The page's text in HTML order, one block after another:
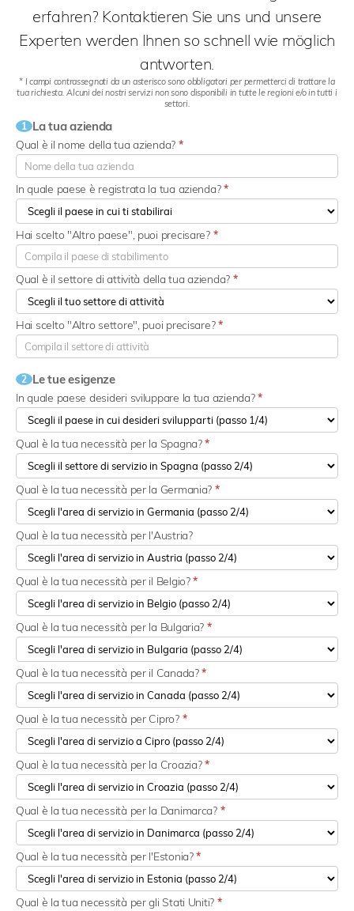
erfahren? Kontaktieren Sie uns und unsere
Experten werden Ihnen so schnell wie möglich
antworten.
* I campi contrassegnati da un asterisco sono obbligatori per permetterci di trattare la
tua richiesta. Alcuni dei nostri servizi non sono disponibili in tutte le regioni e/o in tutti i
settori.
1 La tua azienda
Qual è il nome della tua azienda? *
In quale paese è registrata la tua azienda?*
Qual è il settore di attività della tua azienda? *
Hai scelto "Altro paese", puoi precisare? *
Hai scelto "Altro settore", puoi precisare?*
2 Le tue esigenze
In quale paese desideri sviluppare la tua azienda?*
Qual è la tua necessità per la Spagna?*
Qual è la tua necessità per la Germania? *
Qual è la tua necessità per l'Austria?
Qual è la tua necessità per il Belgio?*
Qual è la tua necessità per la Bulgaria? *
Qual è la tua necessità per il Canada?*
Qual è la tua necessità per Cipro? *
Qual è la tua necessità per la Croazia?*
Qual è la tua necessità per la Danimarca? *
Qual è la tua necessità per l'Estonia?*
Qual è la tua necessità per gli Stati Uniti? *